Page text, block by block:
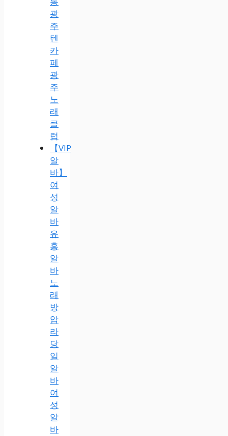
광
주
텐
카
페
광
주
노
래
클
럽
【VIP
알
바】
여
성
알
바
유
흥
알
바
노
래
방
압
라
당
일
알
바
여
성
알
바